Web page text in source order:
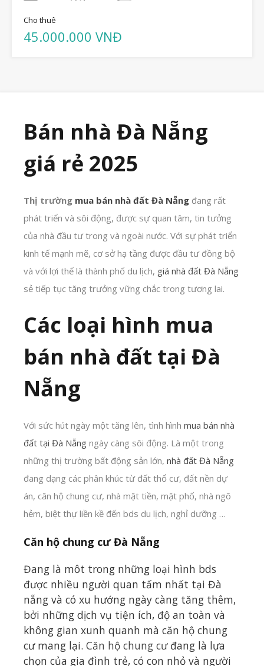
Cho thuê
45.000.000 VNĐ
Bán nhà Đà Nẵng
giá rẻ 2025
Thị trường mua bán nhà đất Đà Nẵng đang rất
phát triển và sôi động, được sự quan tâm, tin tưởng
của nhà đầu tư trong và ngoài nước. Với sự phát triển
kinh tế mạnh mẽ, cơ sở hạ tầng được đầu tư đồng bộ
và với lợi thế là thành phố du lịch, giá nhà đất Đà Nẵng
sẻ tiếp tục tăng trưởng vững chắc trong tương lai.
Các loại hình mua
bán nhà đất tại Đà
Nẵng
Với sức hút ngày một tăng lên, tình hình mua bán nhà
đất tại Đà Nẵng ngày càng sôi động. Là một trong
những thị trường bất động sản lớn, nhà đất Đà Nẵng
đang dạng các phân khúc từ đất thổ cư, đất nền dự
án, căn hộ chung cư, nhà mặt tiền, mặt phố, nhà ngõ
hẻm, biệt thự liền kề đến bds du lịch, nghỉ dưỡng …
Căn hộ chung cư Đà Nẵng
Đang là môt trong những loại hình bds
được nhiều người quan tấm nhất tại Đà
nẵng và có xu hướng ngày càng tăng thêm,
bởi những dịch vụ tiện ích, độ an toàn và
không gian xunh quanh mà căn hộ chung
cư mang lại. Căn hộ chung cưđang là lựa
chọn của gia đình trẻ, có con nhỏ và người